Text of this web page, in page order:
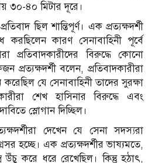
৩০-৪০ মিটার দূরে।
ছিল শান্তিপূর্ণ। এক প্রত্যক্ষদর্শী
করছিলেন কারণ সেনাবাহিনী পূর্বে
প্রতিবাদকারীদের বিরুদ্ধে কোনো
প্রত্যক্ষদর্শী বলেন, প্রতিবাদকারীরা
যে সেনাবাহিনী তাদের সুরক্ষা
শেখ হাসিনার বিরুদ্ধে এবং
স্লোগান দিচ্ছিল।
দেখেন যে সেনা সদস্যরা
হচ্ছে। এক প্রত্যক্ষদর্শীর ভাষ্যমতে,
উঁচু করে ধরে রেখেছিল। কিন্তু হঠাৎ,